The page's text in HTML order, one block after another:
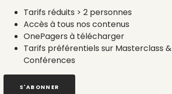
Tarifs réduits > 2 personnes
Accès à tous nos contenus
OnePagers à télécharger
Tarifs préférentiels sur Masterclass &
Conférences
S'ABONNER